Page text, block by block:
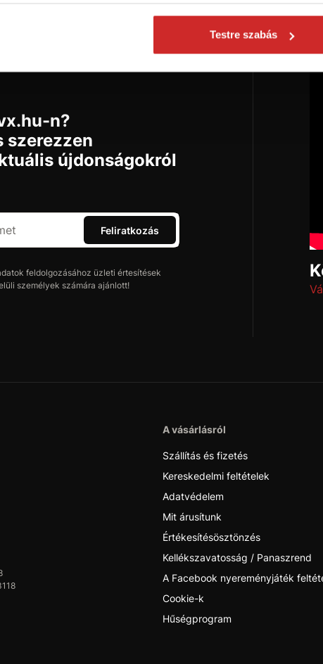
Testre szabás
n?
szerezzen
újdonságokról
Feliratkozás
feldolgozásához üzleti értesítések
személyek számára ajánlott!
A vásárlásról
Szállítás és fizetés
Kereskedelmi feltételek
Adatvédelem
Mit árusítunk
Értékesítésösztönzés
Kellékszavatosság / Panaszrend
A Facebook nyereményjáték
Cookie-k
Hűségprogram